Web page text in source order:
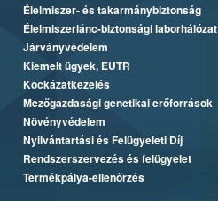
Élelmiszer- és takarmánybiztonság
Élelmiszerlánc-biztonsági laborhálózat
Járványvédelem
Kiemelt ügyek, EUTR
Kockázatkezelés
Mezőgazdasági genetikai erőforrások
Növényvédelem
Nyilvántartási és Felügyeleti Díj
Rendszerszervezés és felügyelet
Termékpálya-ellenőrzés